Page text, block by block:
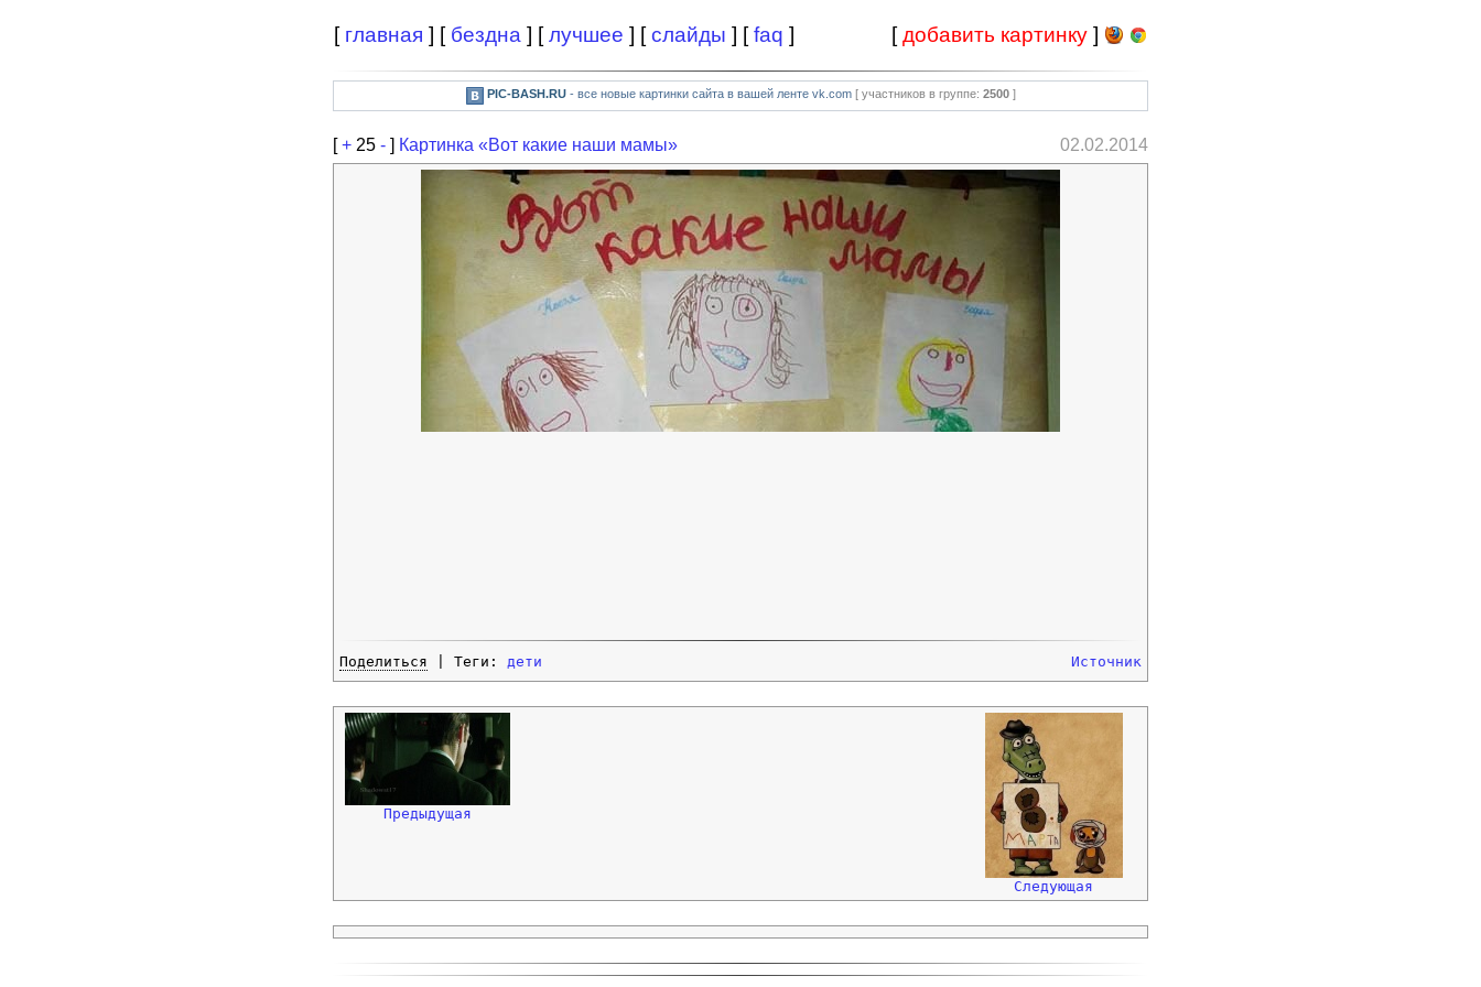
[ главная ] [ бездна ] [лучшее ] [слайды ] [faq ] [добавить картинку ]
PIC-BASH.RU- все новые картинки сайта в вашей ленте vk.com [ участников в группе: 2500]
[+ 25 - ] Картинка «Вот какие наши мамы» 02.02.2014
Источник
Поделиться | Теги: дети
Предыдущая
Следующая